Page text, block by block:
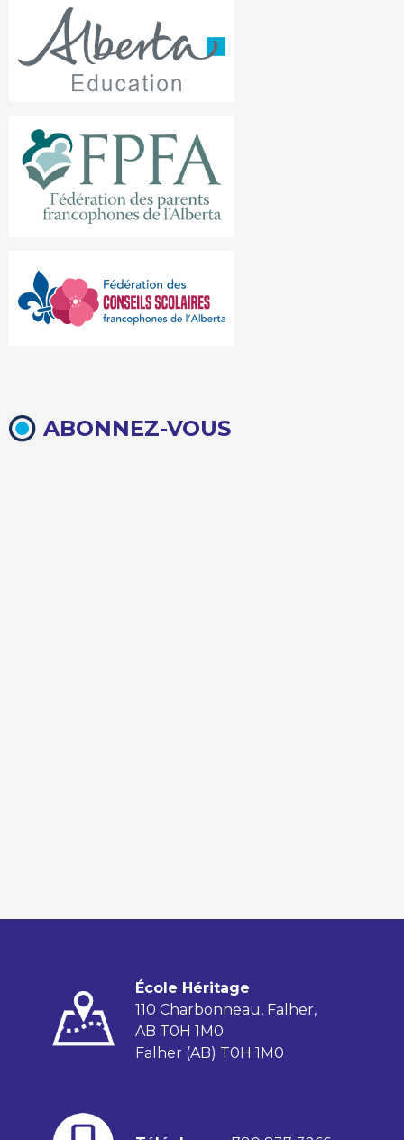
ABONNEZ-VOUS
École Héritage
110 Charbonneau, Falher,
AB T0H 1M0
Falher (AB) T0H 1M0